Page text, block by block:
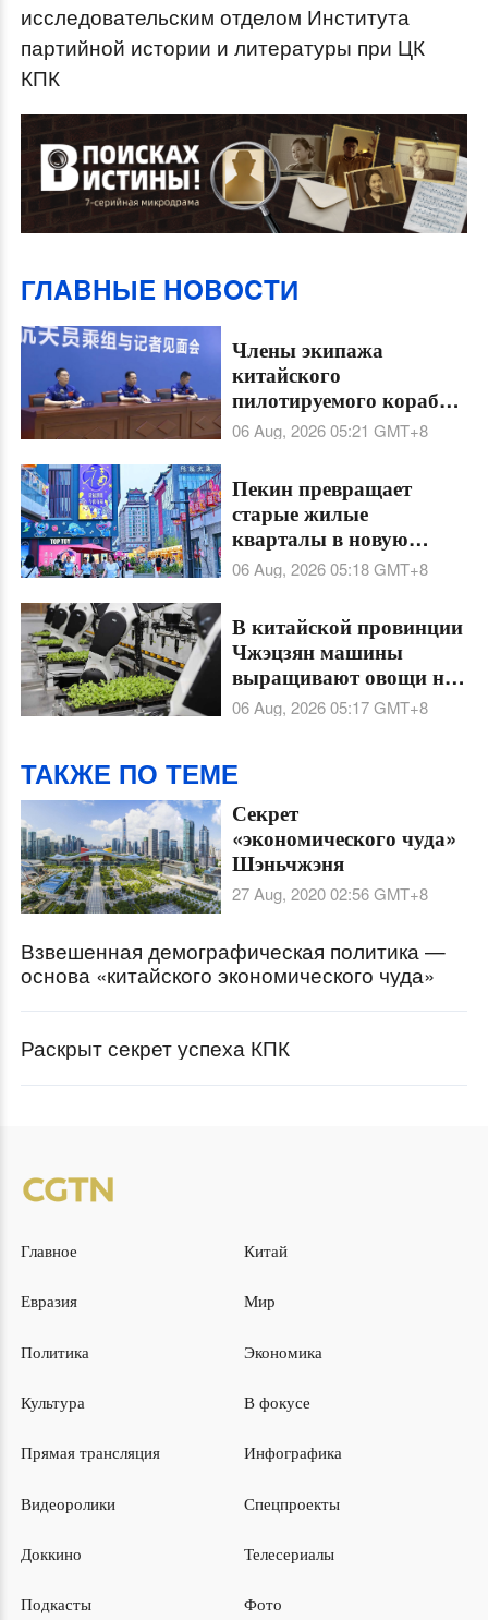
исследовательским отделом Института
партийной истории и литературы при ЦК
КПК
ГЛABHЫE HOBOCTИ
Члены экипажа
китайского
пилотируемого корабля
"Шэньчжоу-21"
06 Aug, 2026 05:21 GMT+8
Пекин превращает
старые жилые
кварталы в новую
точку притяжения
06 Aug, 2026 05:18GMT+8
В китайской провинции
Чжэцзян машины
выращивают овощи на
умной робо-ферме
06 Aug, 2026 05:17GMT+8
ТАКЖЕ ПО ТЕМЕ
Секрет
«экономического чуда»
Шэньчжэня
27 Aug, 2020 02:56GMT+8
Взвешенная демографическая политика —
основа «китайского экономического чуда»
Раскрыт секрет успеха КПК
Главное Китай
Евразия Мир
Политика Экономика
Культура В фокусе
Прямая трансляция Инфографика
Видеоролики Спецпроекты
Доккино Телесериалы
Подкасты Фото